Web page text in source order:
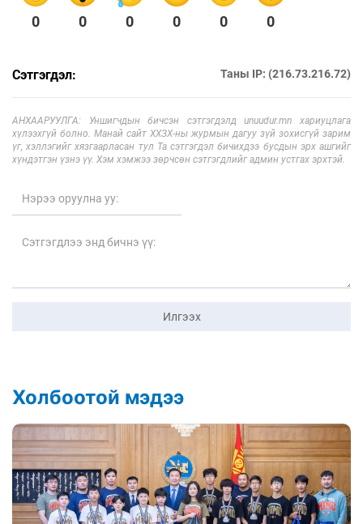
0 0 0 0 0 0
Сэтгэгдэл: Таны IP: (216.73.216.72)
АНХААРУУЛГА: Уншигчдын бичсэн сэтгэгдэлд unuudur.mn хариуцлага
хүлээхгүй болно. Манай сайт ХХЗХ-ны журмын дагуу зүй зохисгүй зарим
үг, хэллэгийг хязгаарласан тул Та сэтгэгдэл бичихдээ бусдын эрх ашгийг
хүндэтгэн үзнэ үү. Хэм хэмжээ зөрчсөн сэтгэгдлийг админ устгах эрхтэй.
Илгээх
Холбоотой мэдээ